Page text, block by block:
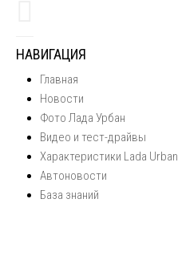
НАВИГАЦИЯ
Главная
Новости
Фото Лада Урбан
Видео и тест-драйвы
Характеристики Lada Urban
Автоновости
База знаний